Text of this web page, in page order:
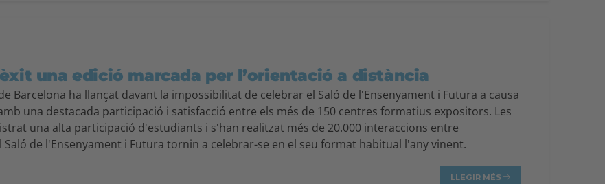
una edició marcada per l’orientació a distància
Barcelona ha llançat davant la impossibilitat de celebrar el Saló de l'Ensenyament i Futura a causa
una destacada participació i satisfacció entre els més de 150 centres formatius expositors. Les
una alta participació d'estudiants i s'han realitzat més de 20.000 interaccions entre
de l'Ensenyament i Futura tornin a celebrar-se en el seu format habitual l'any vinent.
LLEGIR MÉS